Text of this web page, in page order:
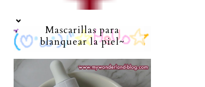
Mascarillas para
blanquear la piel~